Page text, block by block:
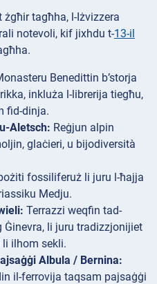
tagħha, l-Iżvizzera
notevoli, kif jixhdu t-13-il
Benedittin b’storja
inkluża l-librerija tiegħu,
fid-dinja.
Aletsch: Reġjun alpin
glaċieri, u bijodiversità
fossiliferuż li juru l-ħajja
Medju.
Terrazzi weqfin tad-
li juru tradizzjonijiet
ilhom sekli.
Albula / Bernina:
il-ferrovija taqsam pajsaġġi